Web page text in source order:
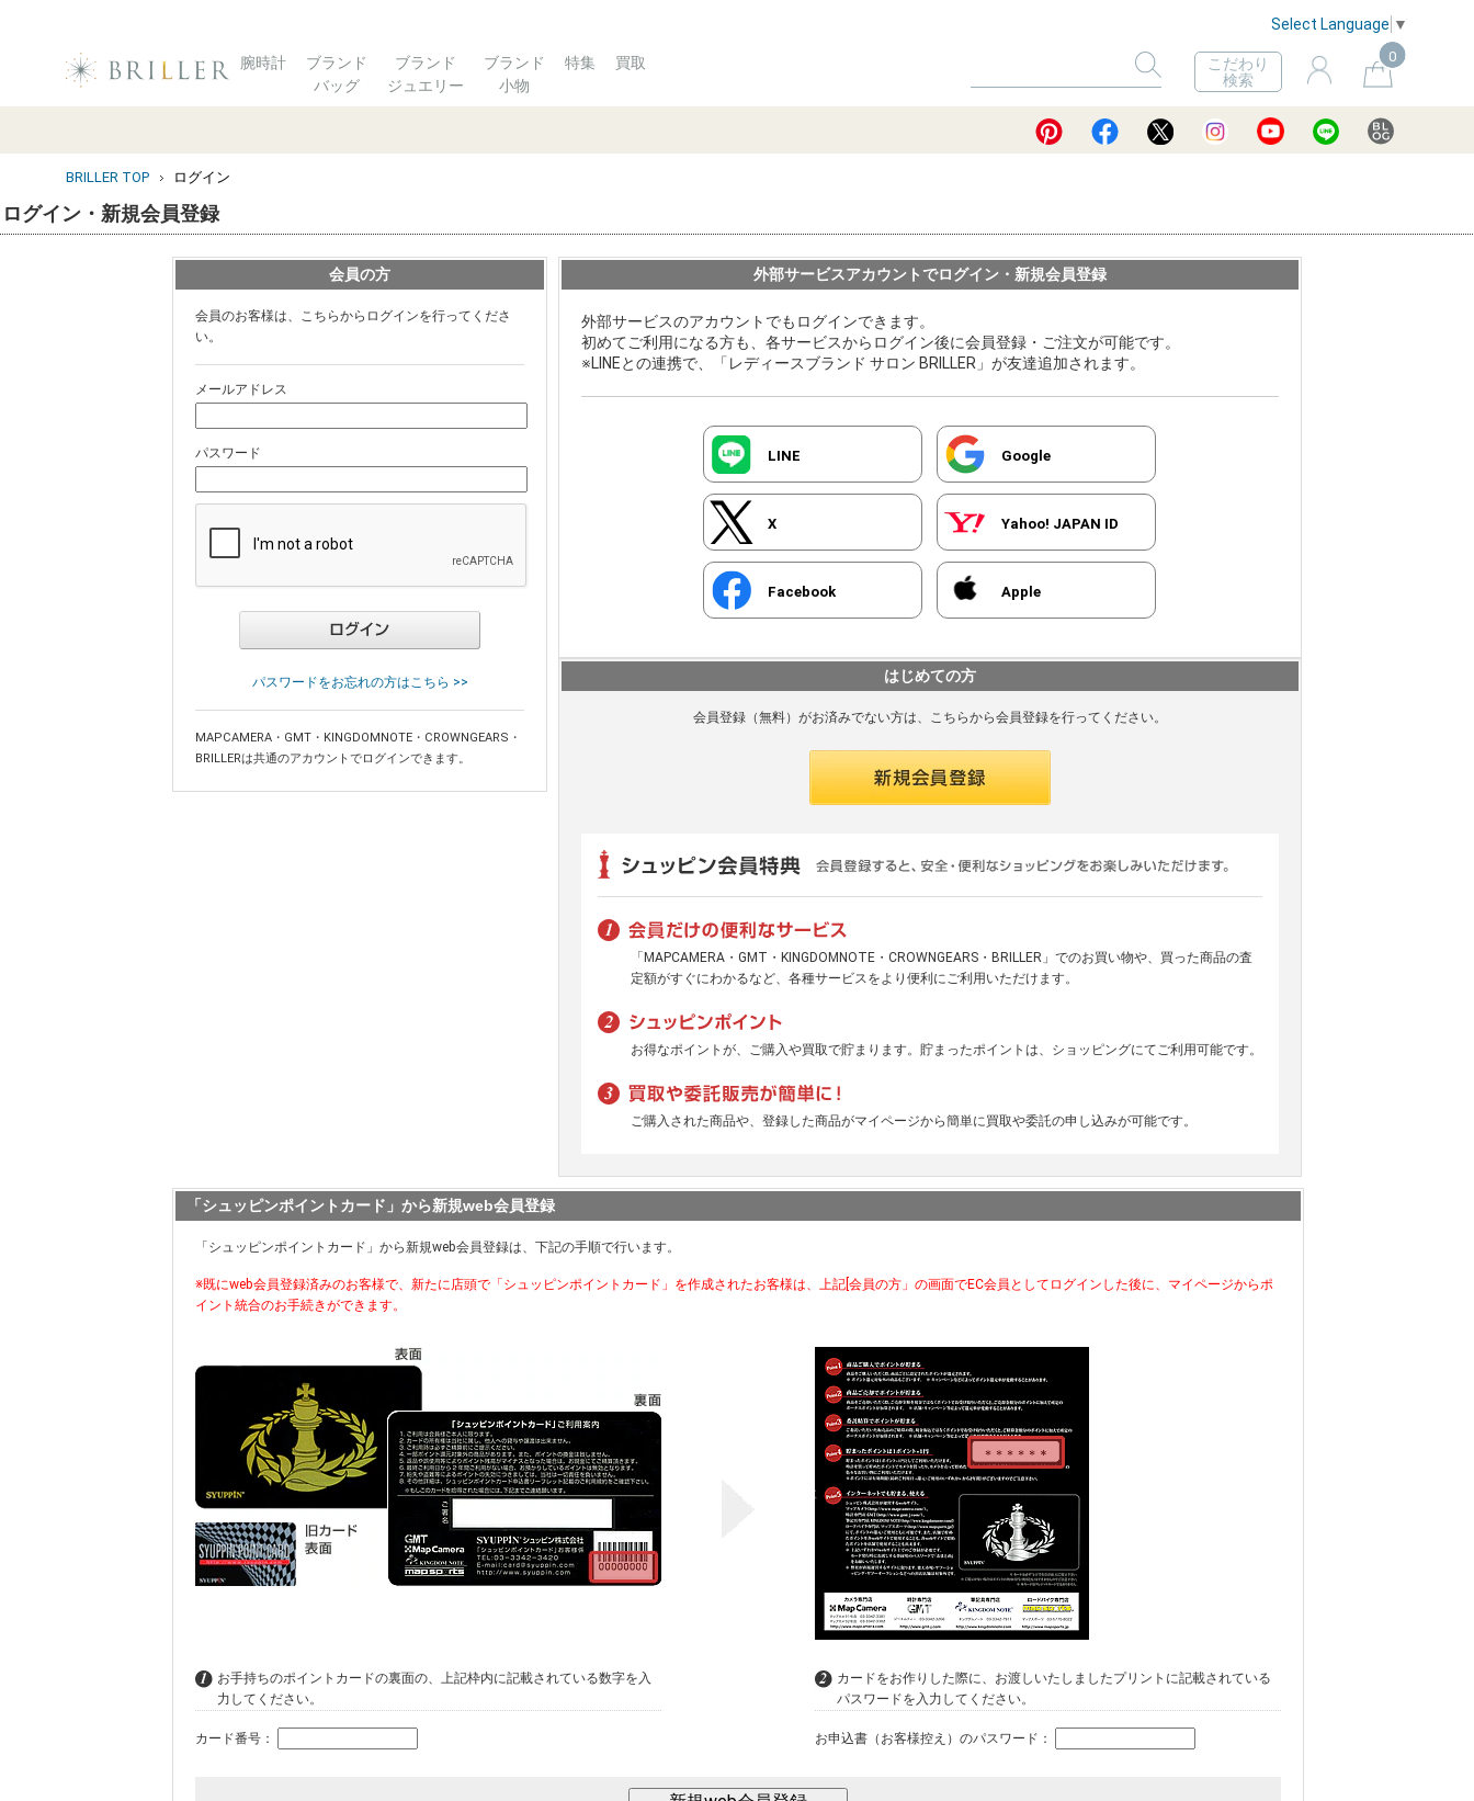
Select Language ▼
腕時計
ブランド
バッグ
ブランド
ジュエリー
ブランド
小物
特集 買取
こだわり
検索
0
BRILLER TOP ログイン
ログイン・新規会員登録
会員の方
会員のお客様は、こちらからログインを行ってくださ
い。
メールアドレス
パスワード
パスワードをお忘れの方はこちら >>
MAPCAMERA・GMT・KINGDOMNOTE・CROWNGEARS・
BRILLERは共通のアカウントでログインできます。
外部サービスアカウントでログイン・新規会員登録
外部サービスのアカウントでもログインできます。
初めてご利用になる方も、各サービスからログイン後に会員登録・ご注文が可能です。
※LINEとの連携で、「レディースブランド サロン BRILLER」が友達追加されます。
LINE Google
X Yahoo! JAPAN ID
Facebook Apple
はじめての方
会員登録（無料）がお済みでない方は、こちらから会員登録を行ってください。
「MAPCAMERA・GMT・KINGDOMNOTE・CROWNGEARS・BRILLER」でのお買い物や、買った商品の査
定額がすぐにわかるなど、各種サービスをより便利にご利用いただけます。
お得なポイントが、ご購入や買取で貯まります。貯まったポイントは、ショッピングにてご利用可能です。
ご購入された商品や、登録した商品がマイページから簡単に買取や委託の申し込みが可能です。
「シュッピンポイントカード」から新規web会員登録
「シュッピンポイントカード」から新規web会員登録は、下記の手順で行います。
※既にweb会員登録済みのお客様で、新たに店頭で「シュッピンポイントカード」を作成されたお客様は、上記[会員の方」の画面でEC会員としてログインした後に、マイページからポ
イント統合のお手続きができます。
お手持ちのポイントカードの裏面の、上記枠内に記載されている数字を入
力してください。
カード番号：
カードをお作りした際に、お渡しいたしましたプリントに記載されている
パスワードを入力してください。
お申込書（お客様控え）のパスワード：